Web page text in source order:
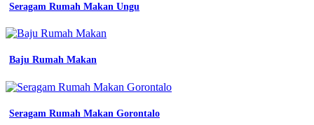
Seragam Rumah Makan Ungu
Baju Rumah Makan
Seragam Rumah Makan Gorontalo